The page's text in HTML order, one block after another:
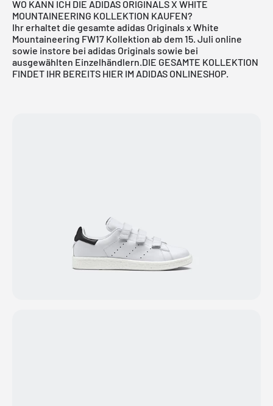
WO KANN ICH DIE ADIDAS ORIGINALS X WHITE
MOUNTAINEERING KOLLEKTION KAUFEN?
Ihr erhaltet die gesamte adidas Originals x White
Mountaineering FW17 Kollektion ab dem 15. Juli online
sowie instore bei adidas Originals sowie bei
ausgewählten Einzelhändlern.DIE GESAMTE KOLLEKTION
FINDET IHR BEREITS HIER IM ADIDAS ONLINESHOP.